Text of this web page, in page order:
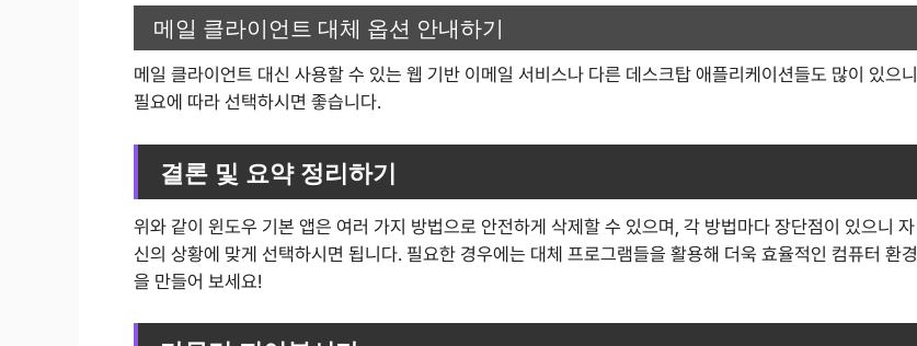
메일 클라이언트 대체 옵션 안내하기
메일 클라이언트 대신 사용할 수 있는 웹 기반 이메일 서비스나 다른 데스크탑 애플리케이션들도 많이 있으니
필요에 따라 선택하시면 좋습니다.
결론 및 요약 정리하기
위와 같이 윈도우 기본 앱은 여러 가지 방법으로 안전하게 삭제할 수 있으며, 각 방법마다 장단점이 있으니 자
신의 상황에 맞게 선택하시면 됩니다. 필요한 경우에는 대체 프로그램들을 활용해 더욱 효율적인 컴퓨터 환경
을 만들어 보세요!